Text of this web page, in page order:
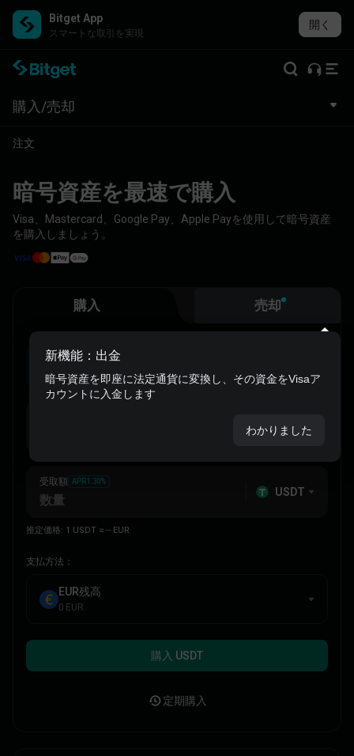
Bitget App
スマートな取引を実現
開く
‌購入/売却
‌注文
暗号資産を最速で購入
Visa、Mastercard、Google Pay、Apple Payを使用して暗号資産
を購入しましょう。
購入 売却
Bitgetでクレジットカード/デビットカードを使
い暗号資産を簡単に売却する方法
Bitgetでクレジットカード/デビットカードを使
EUR
受取額 APR1.30%
USDT
推定価格: 1 USDT ≈ -- EUR
支払方法：
EUR残高
0 EUR
購入 USDT
定期購入
新機能：出金
暗号資産を即座に法定通貨に変換し、その資金をVisaア
カウントに入金します
わかりました